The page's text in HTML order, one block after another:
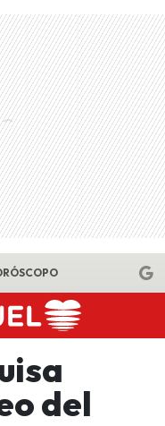
del